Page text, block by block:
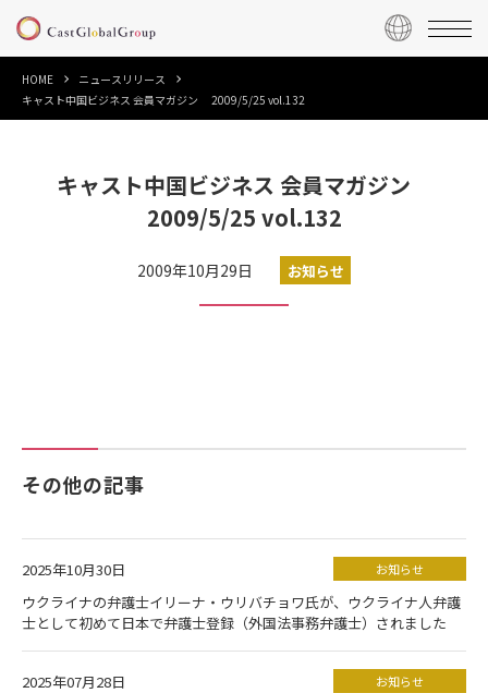
HOME
ニュースリリース
キャスト中国ビジネス 会員マガジン 2009/5/25 vol.132
キャスト中国ビジネス 会員マガジン
2009/5/25 vol.132
2009年10月29日 お知らせ
その他の記事
2025年10月30日 お知らせ
ウクライナの弁護士イリーナ・ウリバチョワ氏が、ウクライナ人弁護
士として初めて日本で弁護士登録（外国法事務弁護士）されました
2025年07月28日 お知らせ